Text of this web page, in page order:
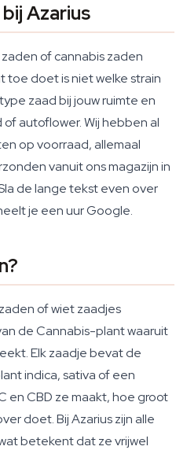
Azarius
of cannabis zaden
toe doet is niet welke strain
zaad bij jouw ruimte en
autoflower. Wij hebben al
op voorraad, allemaal
vanuit ons magazijn in
de lange tekst even over
je een uur Google.
of wiet zaadjes
de Cannabis-plant waaruit
Elk zaadje bevat de
indica, sativa of een
en CBD ze maakt, hoe groot
doet. Bij Azarius zijn alle
betekent dat ze vrijwel